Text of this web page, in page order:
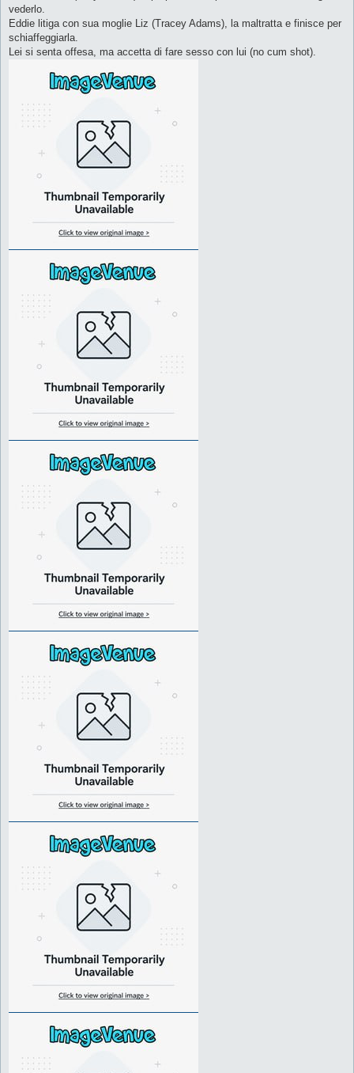
vederlo.
Eddie litiga con sua moglie Liz (Tracey Adams), la maltratta e finisce per
schiaffeggiarla.
Lei si senta offesa, ma accetta di fare sesso con lui (no cum shot).